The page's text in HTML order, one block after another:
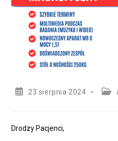
Post23 sierpnia 2024
Post
Drodzy Pacjenci,